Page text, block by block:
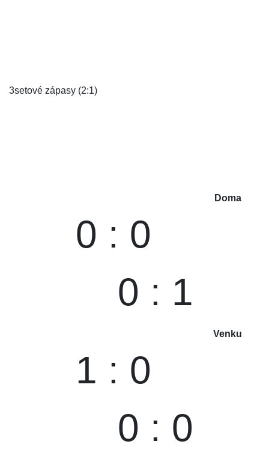
3setové zápasy (2:1)
Doma
0 : 0
0 : 1
Venku
1 : 0
0 : 0